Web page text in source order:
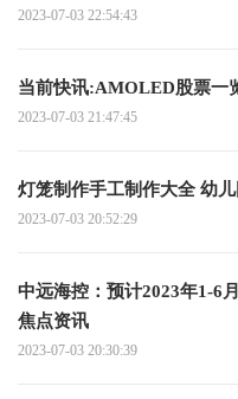
2023-07-03 22:54:43
当前快讯:AMOLED股票一
2023-07-03 21:47:45
灯笼制作手工制作大全 幼
2023-07-03 20:52:29
中远海控：预计2023年1-6
焦点资讯
2023-07-03 20:30:39